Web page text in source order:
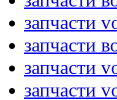
запчасти
запчасти
запчасти
запчасти